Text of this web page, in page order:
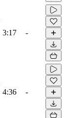
3:17 -
4:36 -